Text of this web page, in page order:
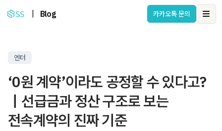
Blog 카카오톡 문의
엔터
‘0원 계약’이라도 공정할 수 있다고?
｜선급금과 정산 구조로 보는
전속계약의 진짜 기준